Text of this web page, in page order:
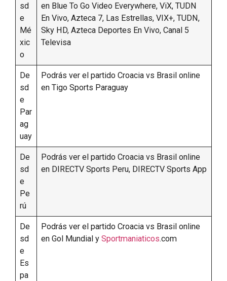
sd
e
Mé
xic
o
en Blue To Go Video Everywhere, ViX, TUDN
En Vivo, Azteca 7, Las Estrellas, VIX+, TUDN,
Sky HD, Azteca Deportes En Vivo, Canal 5
Televisa
De
sd
e
Par
ag
uay
Podrás ver el partido Croacia vs Brasil online
en Tigo Sports Paraguay
De
sd
e
Pe
rú
Podrás ver el partido Croacia vs Brasil online
en DIRECTV Sports Peru, DIRECTV Sports App
De
sd
e
Es
pa
Podrás ver el partido Croacia vs Brasil online
en Gol Mundial ySportmaniaticos.com